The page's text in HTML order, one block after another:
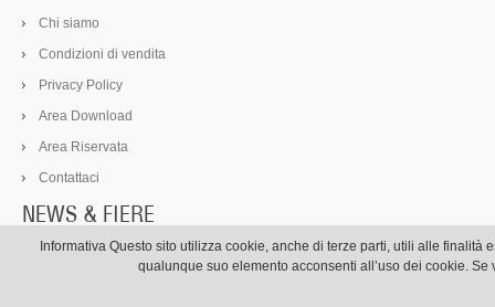
Chi siamo
Condizioni di vendita
Privacy Policy
Area Download
Area Riservata
Contattaci
NEWS & FIERE
Virtus Group parteciperà a:
Informativa Questo sito utilizza cookie, anche di terze parti, utili alle
qualunque suo elemento acconsenti all’uso dei cookie.